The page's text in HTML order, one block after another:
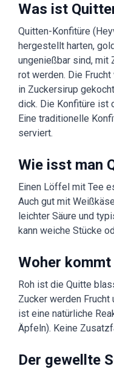
Was ist
Quitten-Konfitüre
hergestellt harten,
ungenießbar sind, mit
rot werden. Die
in Zuckersirup
dick. Die Konfitüre ist
Eine traditionelle
serviert.
Wie isst man
Einen Löffel mit Tee
Auch gut mit
leichter Säure und
kann weiche Stücke
Woher
Roh ist die Quitte
Zucker werden Frucht
ist eine natürliche
Äpfeln). Keine
Der gewellte